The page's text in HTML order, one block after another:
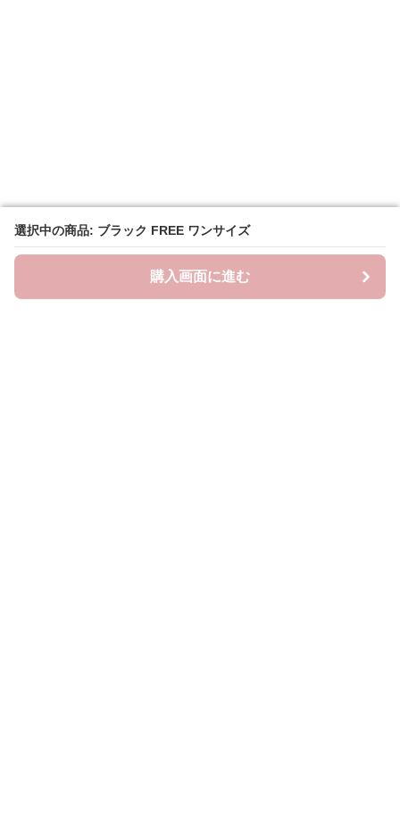
選択中の商品: ブラック FREE ワンサイズ
購入画面に進む
選択中の商品: ブラック FREE ワンサイズ
購入画面に進む